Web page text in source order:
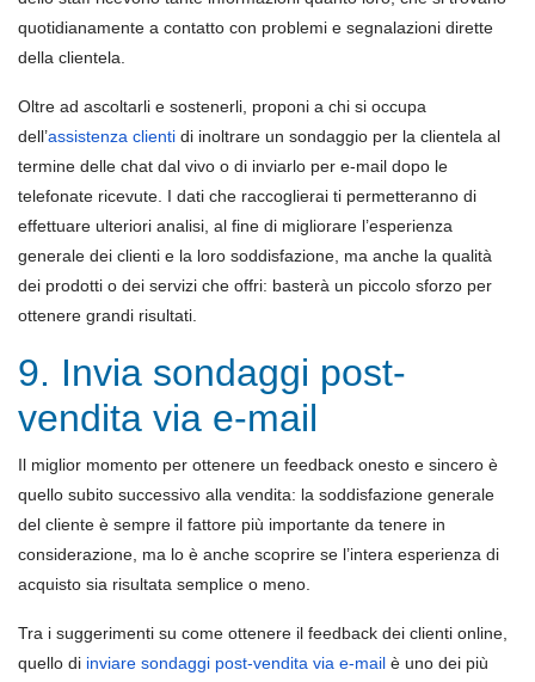
quotidianamente a contatto con problemi e segnalazioni dirette
della clientela.
Oltre ad ascoltarli e sostenerli, proponi a chi si occupa
dell’assistenza clienti di inoltrare un sondaggio per la clientela al
termine delle chat dal vivo o di inviarlo per e-mail dopo le
telefonate ricevute. I dati che raccoglierai ti permetteranno di
effettuare ulteriori analisi, al fine di migliorare l’esperienza
generale dei clienti e la loro soddisfazione, ma anche la qualità
dei prodotti o dei servizi che offri: basterà un piccolo sforzo per
ottenere grandi risultati.
9. Invia sondaggi post-
vendita via e-mail
Il miglior momento per ottenere un feedback onesto e sincero è
quello subito successivo alla vendita: la soddisfazione generale
del cliente è sempre il fattore più importante da tenere in
considerazione, ma lo è anche scoprire se l’intera esperienza di
acquisto sia risultata semplice o meno.
Tra i suggerimenti su come ottenere il feedback dei clienti online,
quello di inviare sondaggi post-vendita via e-mail è uno dei più